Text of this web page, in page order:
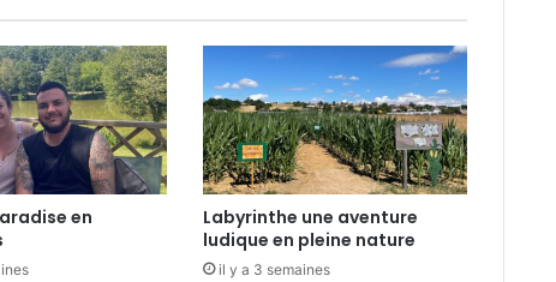
o
n
d
i
a
l
e
»
en
Labyrinthe une aventure
ludique en pleine nature
il y a 3 semaines